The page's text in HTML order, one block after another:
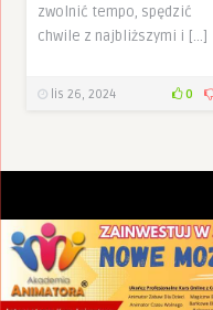
zwolnić tempo, spędzić
chwile z najbliższymi i […]
lis 26, 2024 0